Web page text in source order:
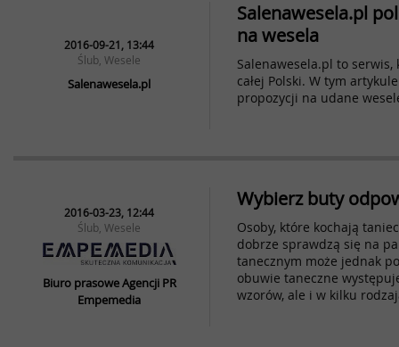
2016-09-21, 13:44
Ślub, Wesele
Salenawesela.pl
Salenawesela.pl
na wesela
Salenawesela.pl to
całej Polski. W tym
propozycji na udane
2016-03-23, 12:44
Ślub, Wesele
Biuro prasowe Agencji PR
Empemedia
Wybierz buty
Osoby, które kochają
dobrze sprawdzą się na
tanecznym może jednak
obuwie taneczne
wzorów, ale i w kilku